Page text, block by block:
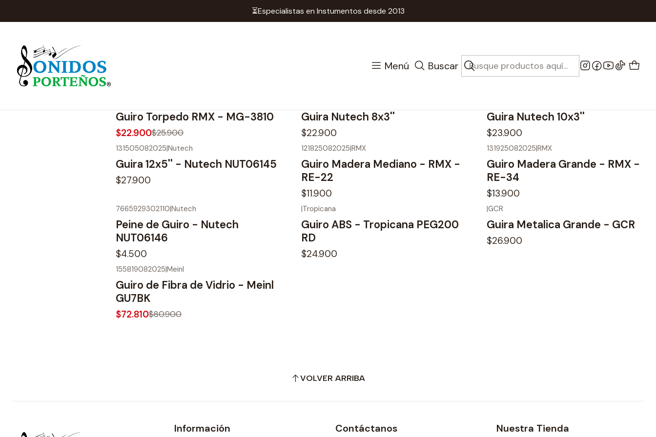
Menú Buscar
⏳Especialistas en Instumentos desde 2013
Inicio Instrumentos de Percusión Guiros
Guiro Torpedo RMX - MG-3810
$22.900$25.900
Guira Nutech 8x3''
$22.900
Guira Nutech 10x3''
$23.900
131505082025|Nutech
Guira 12x5'' - Nutech NUT06145
$27.900
121825082025|RMX
Guiro Madera Mediano - RMX -
RE-22
$11.900
131925082025|RMX
Guiro Madera Grande - RMX -
RE-34
$13.900
7665929302110|Nutech
Peine de Guiro - Nutech
NUT06146
$4.500
|Tropicana
Guiro ABS - Tropicana PEG200
RD
$24.900
|GCR
Guira Metalica Grande - GCR
$26.900
No disponible
155819082025|Meinl
Guiro de Fibra de Vidrio - Meinl
GU7BK
$72.810$80.900
VOLVER ARRIBA
Información Contáctanos Nuestra Tienda